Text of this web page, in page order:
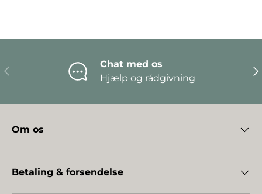
Forrige
Chat med os
Hjælp og rådgivning
Om os
Betaling & forsendelse